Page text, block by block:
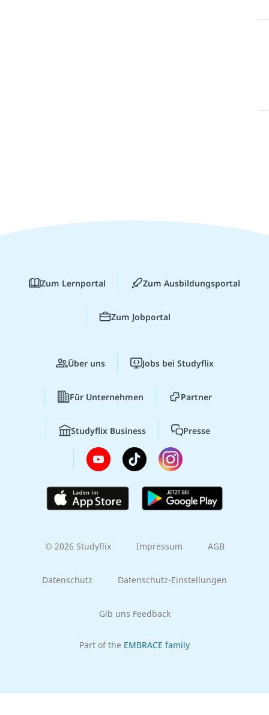
Zum Lernportal Zum Ausbildungsportal
Zum Jobportal
Über uns Jobs bei Studyflix
Für Unternehmen Partner
Studyflix Business Presse
© 2026 Studyflix Impressum AGB
Datenschutz Datenschutz-Einstellungen
Gib uns Feedback
Part of the EMBRACE family